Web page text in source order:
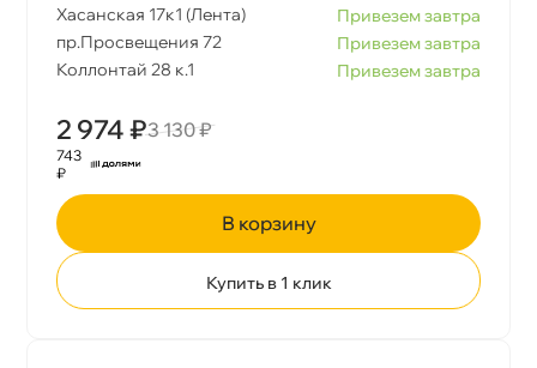
Хасанская 17к1 (Лента)
Привезем завтра
пр.Просвещения 72
Привезем завтра
Коллонтай 28 к.1
Привезем завтра
2 974 ₽3 130 ₽
743
₽
корзину
Купить в 1 клик